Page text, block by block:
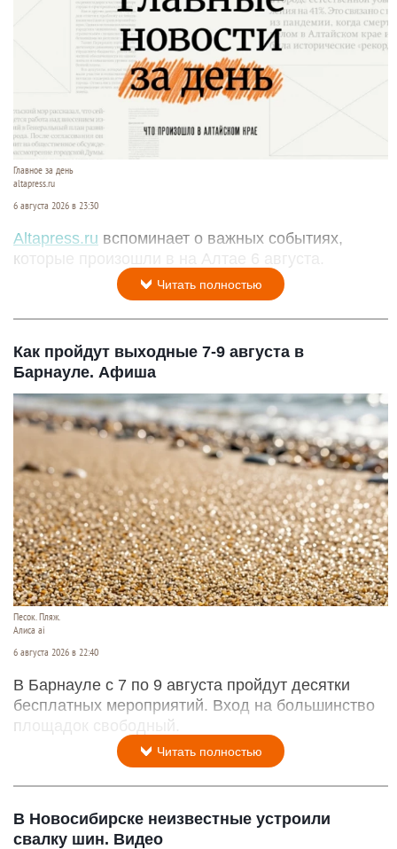
Главное за день
altapress.ru
6 августа 2026 в 23:30
Altapress.ru вспоминает о важных событиях,
которые произошли в на Алтае 6 августа.
Читать полностью
Как пройдут выходные 7-9 августа в
Барнауле. Афиша
Песок. Пляж.
Алиса ai
6 августа 2026 в 22:40
В Барнауле с 7 по 9 августа пройдут десятки
бесплатных мероприятий. Вход на большинство
площадок свободный.
Читать полностью
В Новосибирске неизвестные устроили
свалку шин. Видео